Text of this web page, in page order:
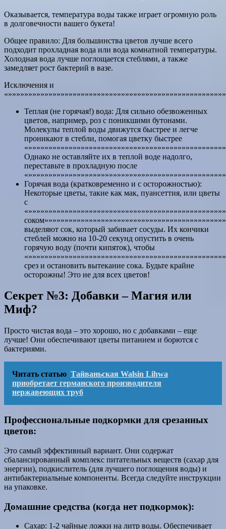
Оказывается, температура воды также играет огромную роль
в долговечности вашего букета!
Общее правило: Для большинства цветов лучше всего
подходит прохладная вода или вода комнатной температуры.
Холодная вода лучше поглощается стеблями, а также
замедляет рост бактерий в вазе.
Исключения и
Теплая (не горячая!) вода: Для сильно обезвоженных
цветов, например, роз с поникшими бутонами.
Молекулы теплой воды движутся быстрее и легче
проникают в стебли, помогая цветку быстрее
Однако не оставляйте их в теплой воде надолго,
переставьте в прохладную после
Горячая вода (кратковременно и с осторожностью):
Некоторые цветы, такие как мак, пуансеттия, или цветы
с
выделяют сок, который забивает сосуды. Их кончики
стеблей можно на 10-20 секунд опустить в очень
горячую воду (почти кипяток), чтобы
срез и остановить вытекание сока. Будьте крайне
осторожны! Это не для всех цветов!
Секрет №3: Добавки – Магия или
Миф?
Просто чистая вода – это хорошо, но с добавками – еще
лучше! Они обеспечивают цветы питанием и борются с
бактериями.
Читать статью Тайваньская Walsin Lihwa
приобретает германского производителя
нержавеющих труб
Профессиональные подкормки для срезанных
цветов:
Это самый эффективный вариант. Они содержат
сбалансированный комплекс питательных веществ (сахар для
энергии), подкислитель (для лучшего поглощения воды) и
антибактериальные компоненты. Всегда следуйте инструкции
на упаковке.
Домашние средства (когда нет подкормок):
Сахар: 1-2 чайные ложки на литр воды. Обеспечивает